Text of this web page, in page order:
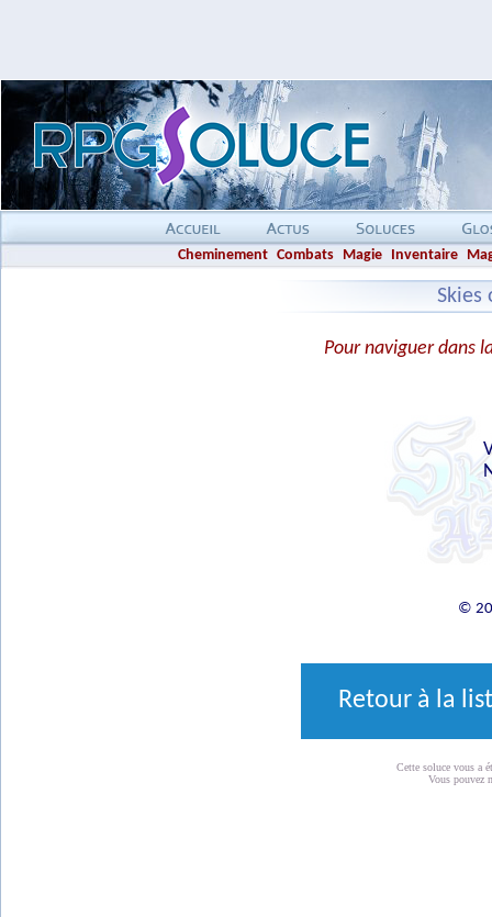
Cheminement Combats Magie Inventaire
Skies
Pour naviguer dans
©
Retour à la
Cette soluce vous a
Vous pouvez